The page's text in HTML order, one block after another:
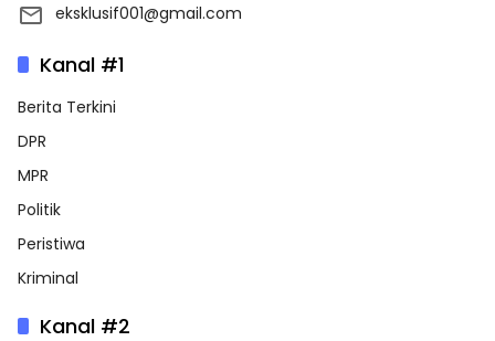
eksklusif001@gmail.com
Kanal #1
Berita Terkini
DPR
MPR
Politik
Peristiwa
Kriminal
Kanal #2